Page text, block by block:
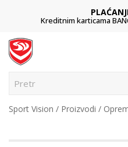
Kreditnim karticama
Pretraži s
Sport Vision Proizvodi